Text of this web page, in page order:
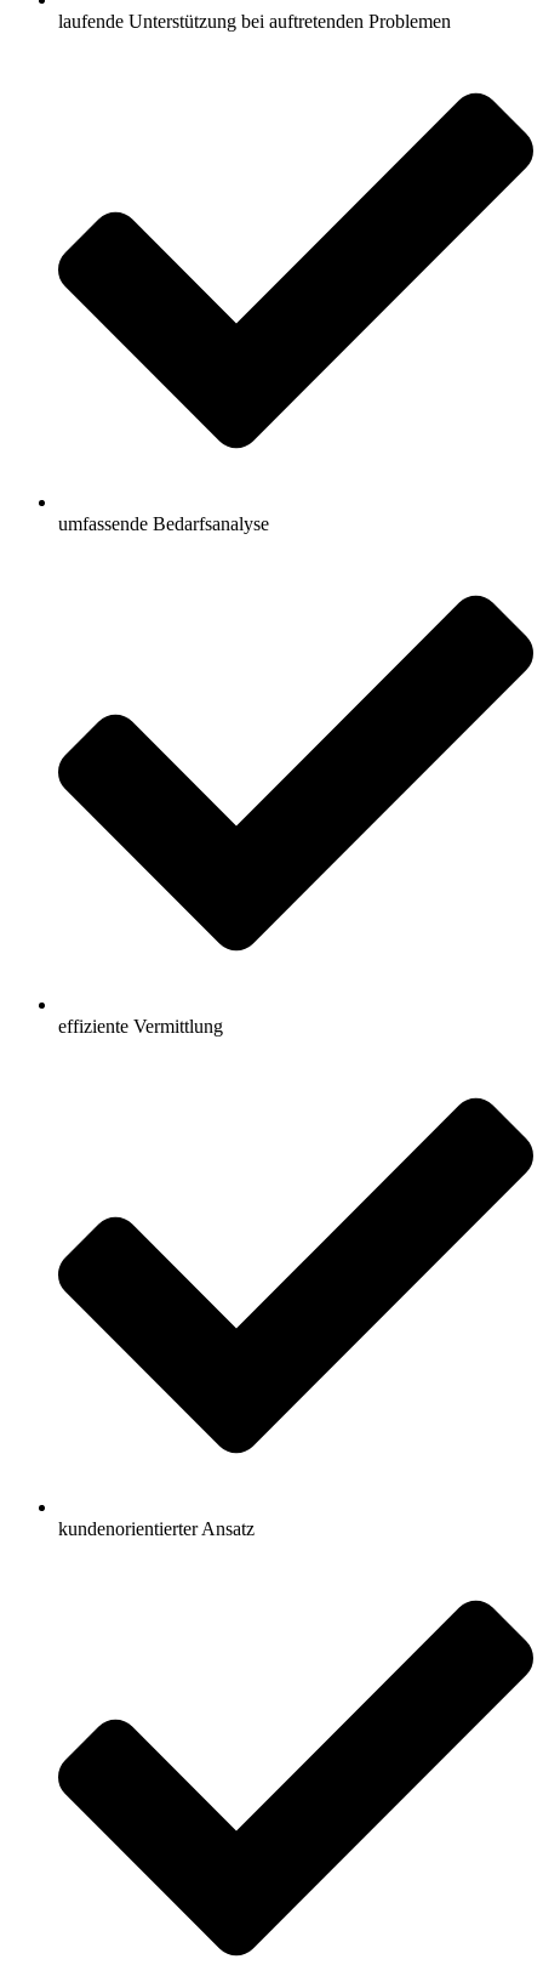
laufende Unterstützung bei auftretenden Problemen
umfassende Bedarfsanalyse
effiziente Vermittlung
kundenorientierter Ansatz